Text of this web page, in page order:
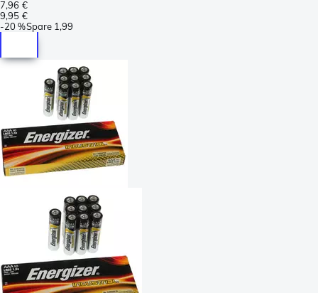
7,96 €
9,95 €
-20 %Spare 1,99